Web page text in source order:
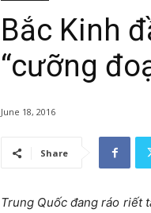
Bắc Kinh
“cưỡng
June 18, 2016
Share
Trung Quốc đang ráo riết